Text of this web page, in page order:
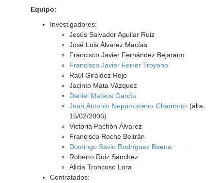
Equipo:
Investigadores:
Jesús Salvador Aguilar Ruiz
José Luis Álvarez Macías
Francisco Javier Fernández Bejarano
Francisco Javier Ferrer Troyano
Raúl Giráldez Rojo
Jacinto Mata Vázquez
Daniel Mateos García
Juan Antonio Nepomuceno Chamorro(alta:
15/02/2006)
Victoria Pachón Álvarez
Francisco Roche Beltrán
Domingo Savio Rodríguez Baena
Roberto Ruiz Sánchez
Alicia Troncoso Lora
Contratados: